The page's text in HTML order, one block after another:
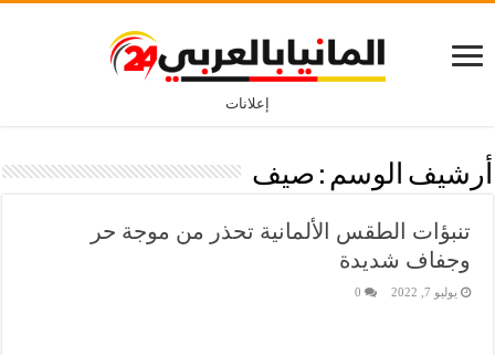
إعلانات
أرشيف الوسم : صيف
تنبؤات الطقس الألمانية تحذر من موجة حر
وجفاف شديدة
يوليو 7, 2022 0